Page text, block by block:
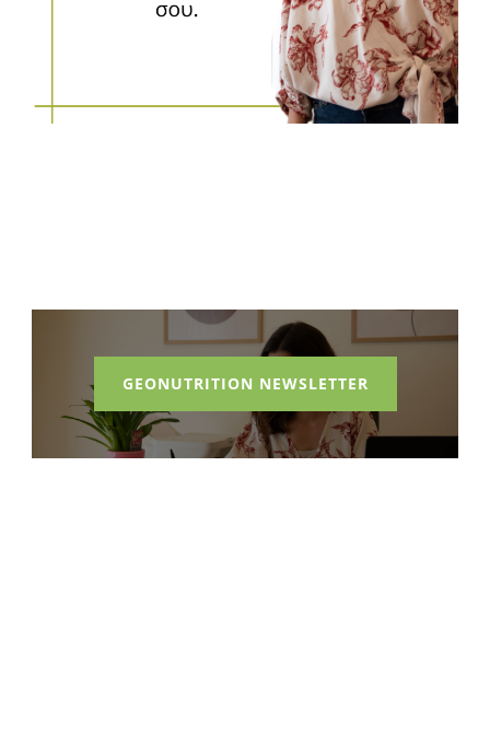
GEONUTRITION NEWSLETTER